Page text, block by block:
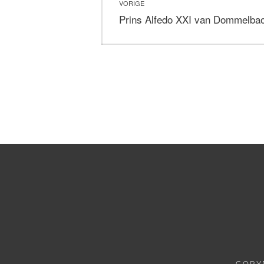
navigatie
VORIGE
Vorig
Prins Alfedo XXI van